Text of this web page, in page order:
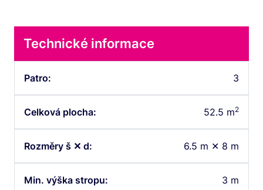
Technické informace
Patro: 3
Celková plocha: 52.5 m2
Rozměry š ✕ d: 6.5 m ✕ 8 m
Min. výška stropu: 3 m